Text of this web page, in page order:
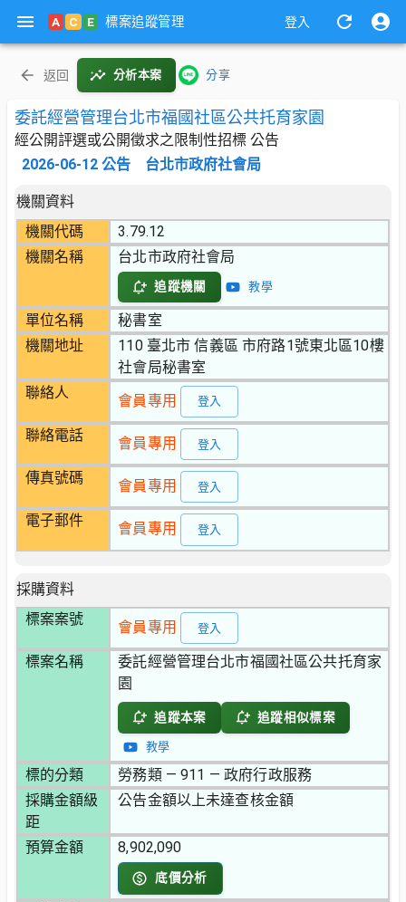
A C E 標案追蹤管理 登入
返回 分析本案 分享
委託經營管理台北市福國社區公共托育家園
經公開評選或公開徵求之限制性招標 公告
2026-06-12 公告 台北市政府社會局
機關資料
機關代碼
3.79.12
機關名稱
台北市政府社會局
追蹤機關 教學
單位名稱
秘書室
機關地址
110 臺北市 信義區 市府路1號東北區10樓
社會局秘書室
聯絡人
會員專用 登入
聯絡電話 會員專用 登入
傳真號碼 會員專用 登入
電子郵件 會員專用 登入
採購資料
標案案號
會員專用 登入
標案名稱
委託經營管理台北市福國社區公共托育家
園
追蹤本案 追蹤相似標案
教學
標的分類
勞務類 — 911 — 政府行政服務
採購金額級
距
公告金額以上未達查核金額
預算金額 8,902,090
底價分析